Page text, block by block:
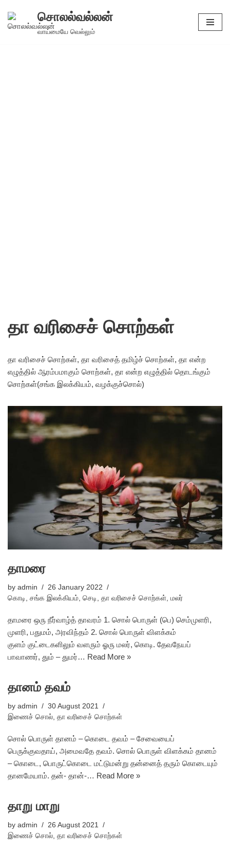
Skip
சொலல்வல்லன்
வாய்மையே வெல்லும்
தா வரிசைச் சொற்கள்
தா வரிசைச் சொற்கள், தா வரிசைத் தமிழ்ச் சொற்கள், தா என்ற
எழுத்தில் ஆரம்பமாகும் சொற்கள், தா என்ற எழுத்தில் தொடங்கும்
சொற்கள்(சங்க இலக்கியம், வழக்குச்சொல்)
தாமரை
by admin
26 January 2022
கொடி
சங்க இலக்கியம் செடி தா வரிசைச் சொற்கள் மலர்
தாமரை ஒரு நீர்வாழ்த் தாவரம் 1. சொல் பொருள் (பெ) செம்முளரி,
முளரி, பதுமம், அரவிந்தம் 2. சொல் பொருள் விளக்கம்
குளம் குட்டைகளிலும் வளரும் ஓரு மலர், கொடி. தேவநேயப்
பாவாணர், தும் – துமர்… Read More »
தானம் தவம்
by admin
30 August 2021
இணைச் சொல் தா வரிசைச் சொற்கள்
சொல் பொருள் தானம் – கொடை தவம் – சேவையைப்
பெருக்குவதாய், அமைவதே தவம். சொல் பொருள் விளக்கம் தானம்
– கொடை, பொருட்கொடை மட்டுமன்று தன்னைத் தரும் கொடையும்
தானமேயாம். தன்- தான்-… Read More »
தாறு மாறு
by admin
26 August 2021
இணைச் சொல் தா வரிசைச் சொற்கள்